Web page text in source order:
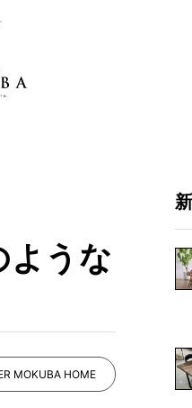
新入荷情報
納品事例
納品事例（住宅・インテリ
納品事例（店舗・オフィス
ような
MOKUBA HOME